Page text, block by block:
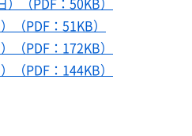
（PDF：51KB）
（PDF：172KB）
（PDF：144KB）